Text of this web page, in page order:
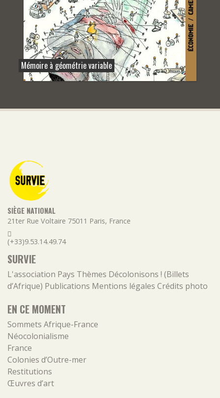
Mémoire à géométrie variable
SIÈGE NATIONAL
21ter Rue Voltaire 75011 Paris, France
(+33)9.53.14.49.74
SURVIE
L'association Pays Thèmes Décolonisons ! (Billets
d’Afrique) Publications Mentions légales Crédits photo
EN CE MOMENT
Sommets Afrique-France
Néocolonialisme
France
Colonies d’Outre-mer
Restitutions
Œuvres d’art